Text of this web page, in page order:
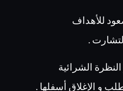
للأهداف
.
الشرائية
و الإغلاق أسفلها .